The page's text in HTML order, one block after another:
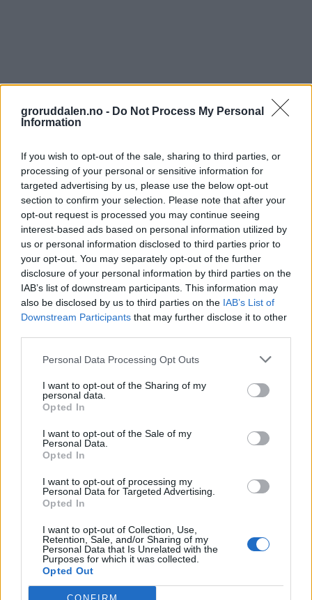
groruddalen.no - Do Not Process My Personal
Information
If you wish to opt-out of the sale, sharing to third parties, or
processing of your personal or sensitive information for
targeted advertising by us, please use the below opt-out
section to confirm your selection. Please note that after your
opt-out request is processed you may continue seeing
interest-based ads based on personal information utilized by
us or personal information disclosed to third parties prior to
your opt-out. You may separately opt-out of the further
disclosure of your personal information by third parties on the
IAB’s list of downstream participants. This information may
also be disclosed by us to third parties on the IAB’s List of
Downstream Participants that may further disclose it to other
Personal Data Processing Opt Outs
I want to opt-out of the Sharing of my
personal data.
Opted In
I want to opt-out of the Sale of my
Personal Data.
Opted In
I want to opt-out of processing my
Personal Data for Targeted Advertising.
Opted In
I want to opt-out of Collection, Use,
Retention, Sale, and/or Sharing of my
Personal Data that Is Unrelated with the
Purposes for which it was collected.
Opted Out
CONFIRM